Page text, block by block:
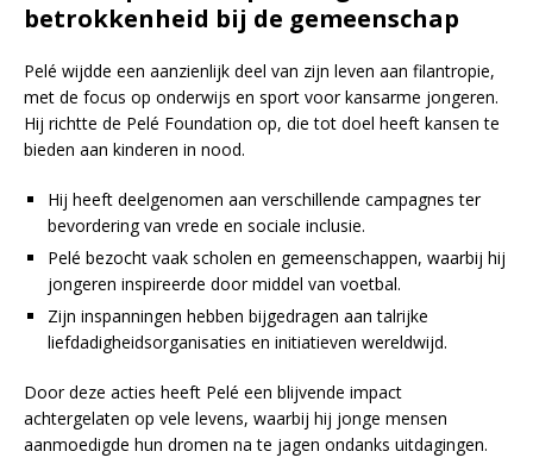
betrokkenheid bij de gemeenschap
Pelé wijdde een aanzienlijk deel van zijn leven aan filantropie,
met de focus op onderwijs en sport voor kansarme jongeren.
Hij richtte de Pelé Foundation op, die tot doel heeft kansen te
bieden aan kinderen in nood.
Hij heeft deelgenomen aan verschillende campagnes ter
bevordering van vrede en sociale inclusie.
Pelé bezocht vaak scholen en gemeenschappen, waarbij hij
jongeren inspireerde door middel van voetbal.
Zijn inspanningen hebben bijgedragen aan talrijke
liefdadigheidsorganisaties en initiatieven wereldwijd.
Door deze acties heeft Pelé een blijvende impact
achtergelaten op vele levens, waarbij hij jonge mensen
aanmoedigde hun dromen na te jagen ondanks uitdagingen.